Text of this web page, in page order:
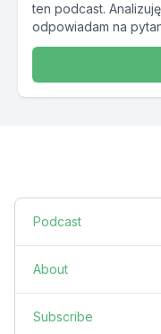
ten podcast.
odpowiadam na
Podcast
About
Subscribe